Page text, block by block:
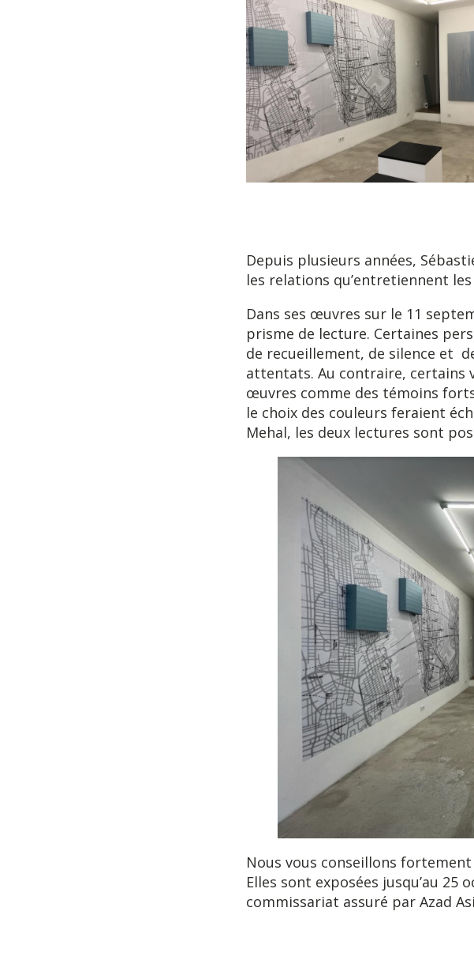
Depuis plusieurs années,
les relations qu’entretiennent
Dans ses œuvres sur le 11
prisme de lecture. Certaines
de recueillement, de silence et
attentats. Au contraire, certains
œuvres comme des témoins
le choix des couleurs feraient
Mehal, les deux lectures sont
Nous vous conseillons
Elles sont exposées jusqu’au 25
commissariat assuré par Azad